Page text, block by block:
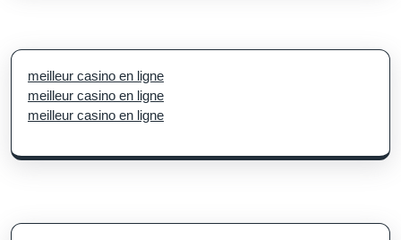
meilleur casino en ligne
meilleur casino en ligne
meilleur casino en ligne